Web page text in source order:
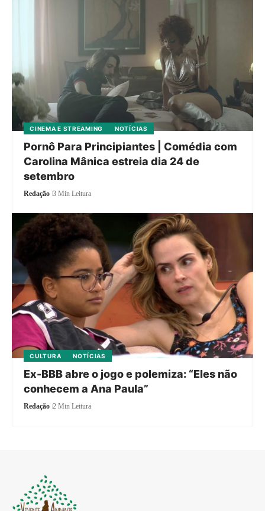
CINEMA E STREAMING NOTÍCIAS
Pornô Para Principiantes | Comédia com
Carolina Mânica estreia dia 24 de
setembro
Redação 3 Min Leitura
CULTURA NOTÍCIAS
Ex-BBB abre o jogo e polemiza: “Eles não
conhecem a Ana Paula”
Redação 2 Min Leitura